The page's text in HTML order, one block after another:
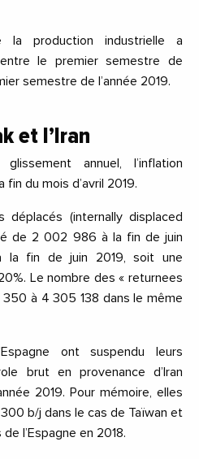
la production industrielle a
le premier semestre de
semestre de l’année 2019.
et l’Iran
annuel, l’inflation
fin du mois d’avril 2019.
déplacés (internally displaced
de 2 002 986 à la fin de juin
la fin de juin 2019, soit une
Le nombre des « returnees
à 4 305 138 dans le même
ont suspendu leurs
brut en provenance d’Iran
2019. Pour mémoire, elles
b/j dans le cas de Taïwan et
l’Espagne en 2018.